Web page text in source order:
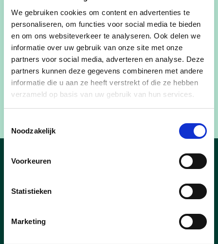
We gebruiken cookies om content en advertenties te
personaliseren, om functies voor social media te bieden
en om ons websiteverkeer te analyseren. Ook delen we
informatie over uw gebruik van onze site met onze
partners voor social media, adverteren en analyse. Deze
partners kunnen deze gegevens combineren met andere
informatie die u aan ze heeft verstrekt of die ze hebben
verzameld op basis van uw gebruik van hun services.
Noodzakelijk
Voorkeuren
Statistieken
Marketing
Nieuws